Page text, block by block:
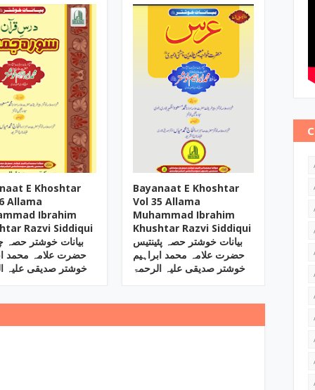
E Khoshtar
Allama
Ibrahim
Razvi Siddiqui
بیانات خوشتر حصہ
حضرت علامہ محمد
خوشتر صدیقی علیہ
Bayanaat E Khoshtar
Vol 35 Allama
Muhammad Ibrahim
Khushtar Razvi Siddiqui
بیانات خوشتر حصہ پئینتیس
حضرت علامہ محمد ابراہیم
خوشتر صدیقی علیہ الرحمۃ